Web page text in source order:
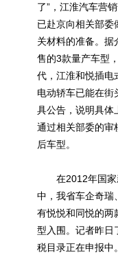
了”，江淮汽车营
已赴京向相关部委
关材料的准备。据
售的3款量产车型
代，江淮和悦插电
电动轿车已能在街
具公告，说明具体
通过相关部委的审
后车型。
在2012年国家
中，我省车企奇瑞
有悦悦和同悦的两
型入围。记者昨日
税目录正在申报中。